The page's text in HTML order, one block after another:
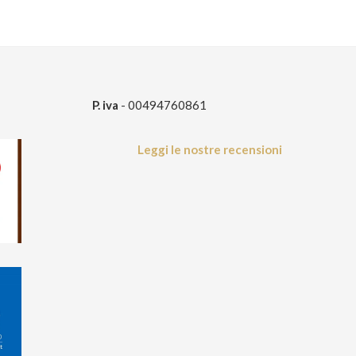
P. iva - 00494760861
Leggi le nostre recensioni